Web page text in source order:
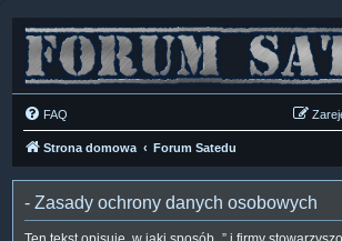
FAQ
Strona domowa Forum Satedu
- Zasady ochrony danych osobowych